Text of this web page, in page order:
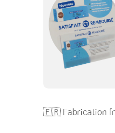
🇫🇷 Fabrication